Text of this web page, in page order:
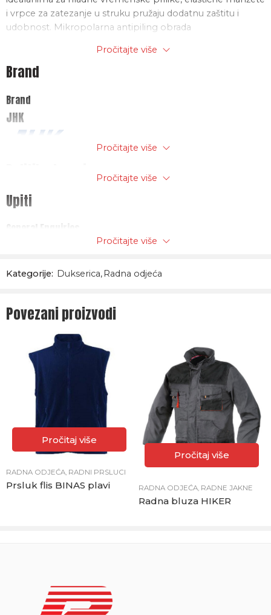
i vrpce za zatezanje u struku pružaju dodatnu zaštitu i
udobnost. Mikropolarna antipiling obrada
Materijal: flis mikrovlakna, 100% poliester, 300g/m2
Pročitajte više
Brand
Brand
JHK
Pročitajte više
Politika trgovinePročitajte više
Upiti
General Enquiries
There are no enquiries yet.Pročitajte više
Kategorije: Dukserica, Radna odjeća
Povezani proizvodi
Pročitaj više
RADNA ODJEĆA, RADNI PRSLUCI
Prsluk flis BINAS plavi
Pročitaj više
RADNA ODJEĆA, RADNE JAKNE
Radna bluza HIKER